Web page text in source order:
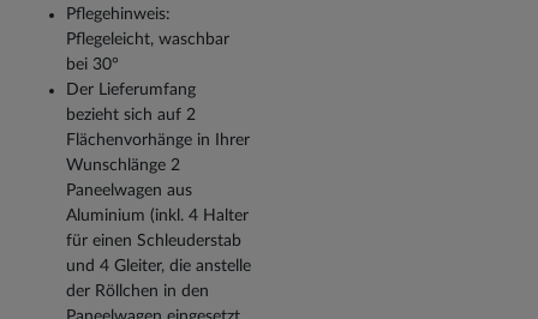
Pflegehinweis:
Pflegeleicht, waschbar
bei 30°
Der Lieferumfang
bezieht sich auf 2
Flächenvorhänge in Ihrer
Wunschlänge 2
Paneelwagen aus
Aluminium (inkl. 4 Halter
für einen Schleuderstab
und 4 Gleiter, die anstelle
der Röllchen in den